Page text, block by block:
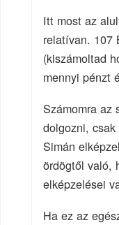
Itt most az
relatívan. 107
(kiszámoltad
mennyi pénzt
Számomra az
dolgozni,
Simán
ördögtől való,
elképzelései
Ha ez az